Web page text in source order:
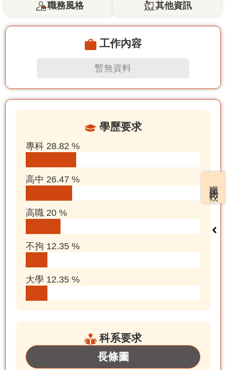
職務風格
其他資訊
工作內容
暫無資料
學歷要求
專科 28.82 %
高中 26.47 %
高職 20 %
不拘 12.35 %
大學 12.35 %
科系要求
長條圖